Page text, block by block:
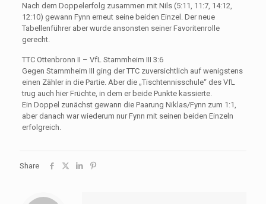
Nach dem Doppelerfolg zusammen mit Nils (5:11, 11:7, 14:12,
12:10) gewann Fynn erneut seine beiden Einzel. Der neue
Tabellenführer aber wurde ansonsten seiner Favoritenrolle
gerecht.
TTC Ottenbronn II – VfL Stammheim III 3:6
Gegen Stammheim III ging der TTC zuversichtlich auf wenigstens
einen Zähler in die Partie. Aber die „Tischtennisschule“ des VfL
trug auch hier Früchte, in dem er beide Punkte kassierte.
Ein Doppel zunächst gewann die Paarung Niklas/Fynn zum 1:1,
aber danach war wiederum nur Fynn mit seinen beiden Einzeln
erfolgreich.
Share